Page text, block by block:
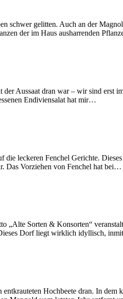
schwer gelitten. Auch an der
der im Haus ausharrenden
Aussaat dran war – wir sind erst
Endiviensalat hat mir…
leckeren Fenchel Gerichte.
Das Vorziehen von Fenchel hat bei…
„Alte Sorten & Konsorten“
Dorf liegt wirklich idyllisch,
Hochbeete dran. In